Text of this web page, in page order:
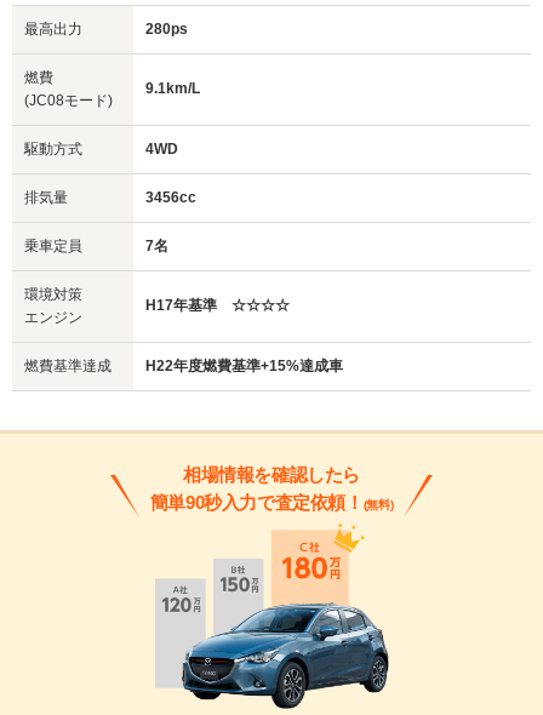
最高出力 280ps
燃費
(JC08モード)
9.1km/L
駆動方式 4WD
排気量 3456cc
乗車定員 7名
環境対策
エンジン
H17年基準 ☆☆☆☆
燃費基準達成 H22年度燃費基準+15%達成車
相場情報を確認したら
簡単90秒入力で査定依頼！ (無料)